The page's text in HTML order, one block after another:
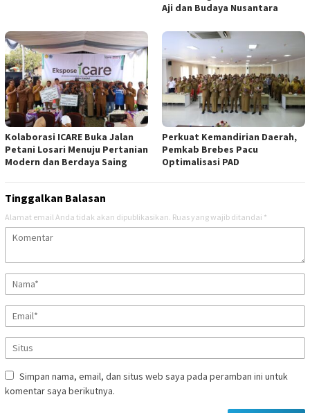
Aji dan Budaya Nusantara
Kolaborasi ICARE Buka Jalan
Petani Losari Menuju Pertanian
Modern dan Berdaya Saing
Perkuat Kemandirian Daerah,
Pemkab Brebes Pacu
Optimalisasi PAD
Tinggalkan Balasan
Alamat email Anda tidak akan dipublikasikan. Ruas yang wajib ditandai *
Simpan nama, email, dan situs web saya pada peramban ini untuk
komentar saya berikutnya.